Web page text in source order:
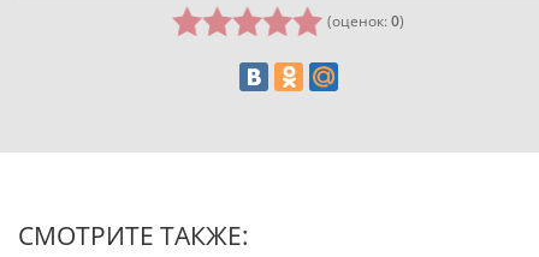
(оценок: 0)
СМОТРИТЕ ТАКЖЕ: